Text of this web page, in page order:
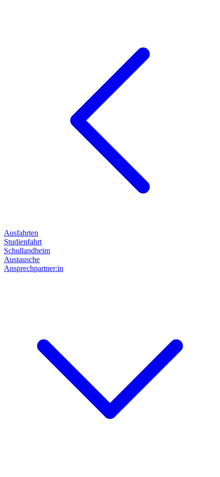
Ausfahrten
Studienfahrt
Schullandheim
Austausche
Ansprechpartner:in